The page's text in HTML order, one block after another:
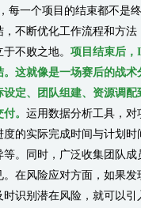
每一个项目的结束都不是
不断优化工作流程和方
不败之地。 项目结束后，
这就像是一场赛后的战
定、团队组建、资源调
。 运用数据分析工具，
的实际完成时间与计划
等。同时，广泛收集团队成
在风险应对方面，如果
识别潜在风险，就可以